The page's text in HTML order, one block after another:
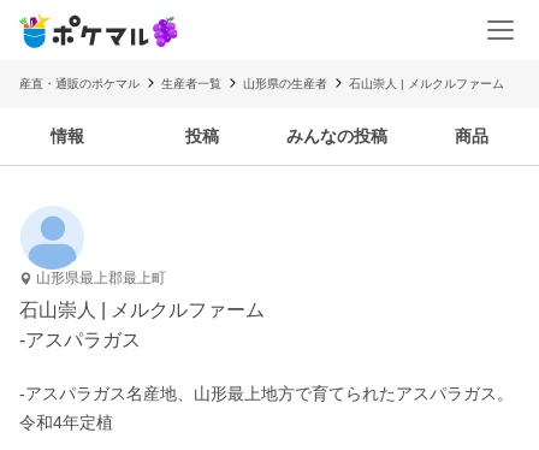
産直・通販のポケマル 生産者一覧 山形県の生産者 石山崇人 | メルクルファーム
情報 投稿 みんなの投稿 商品
山形県最上郡最上町
石山崇人 | メルクルファーム
-アスパラガス
-アスパラガス名産地、山形最上地方で育てられたアスパラガス。
令和4年定植